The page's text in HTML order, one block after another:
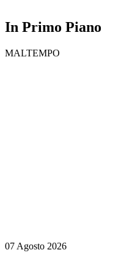
In Primo Piano
MALTEMPO
07 Agosto 2026